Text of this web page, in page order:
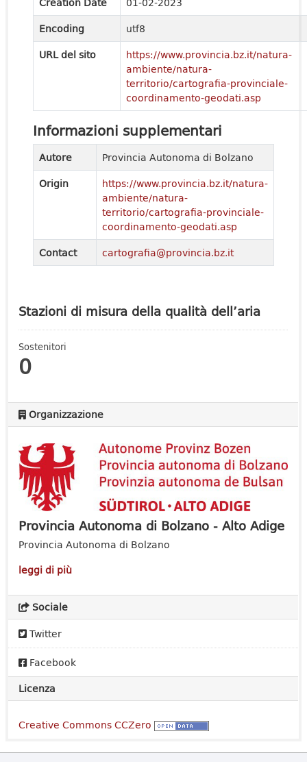
Stazioni di misura della qualità dell’aria
Sostenitori
0
Organizzazione
Provincia Autonoma di Bolzano - Alto Adige
Provincia Autonoma di Bolzano
leggi di più
Sociale
Twitter
Facebook
Licenza
Creative Commons CCZero
Encoding
utf8
URL del sito
https://www.provincia.bz.it/natura-
ambiente/natura-
territorio/cartografia-provinciale-
coordinamento-geodati.asp
Informazioni supplementari
Autore
Provincia Autonoma di Bolzano
Origin
https://www.provincia.bz.it/natura-
ambiente/natura-
territorio/cartografia-provinciale-
coordinamento-geodati.asp
Contact
cartografia@provincia.bz.it